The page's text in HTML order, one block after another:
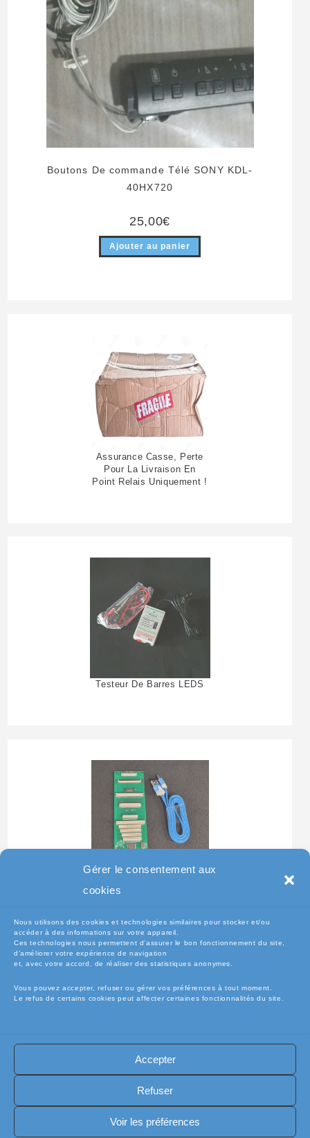
Gérer le consentement aux
cookies
Nous utilisons des cookies et technologies similaires pour stocker et/ou
accéder à des informations sur votre appareil.
Ces technologies nous permettent d’assurer le bon fonctionnement du site,
d’améliorer votre expérience de navigation
et, avec votre accord, de réaliser des statistiques anonymes.
Vous pouvez accepter, refuser ou gérer vos préférences à tout moment.
Le refus de certains cookies peut affecter certaines fonctionnalités du site.
Accepter
Refuser
Voir les préférences
Boutons De commande Télé SONY KDL-
40HX720
25,00€
Ajouter au panier
Assurance Casse, Perte
Pour La Livraison En
Point Relais Uniquement !
Testeur De Barres LEDS
Testeur Pour Clavier De
🧾Conditions Générales de Vente (CGV)
🔐 Politique de confidentialité
🔐 Exercer mes droits RGPD
🛡️ Assurance casse / perte